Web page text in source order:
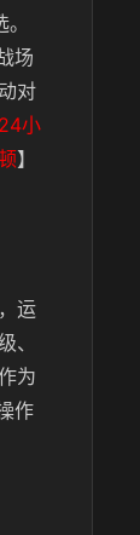
场
对
24小
】
运
、
为
作